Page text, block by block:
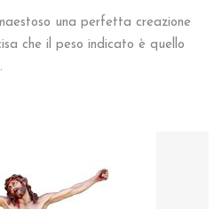
una perfetta creazione
che il peso indicato è quello